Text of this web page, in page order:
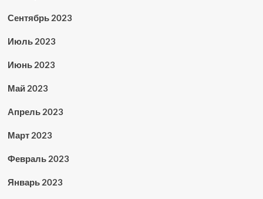
Сентябрь 2023
Июль 2023
Июнь 2023
Май 2023
Апрель 2023
Март 2023
Февраль 2023
Январь 2023